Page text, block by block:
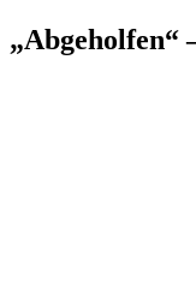
„Abgeholfen“